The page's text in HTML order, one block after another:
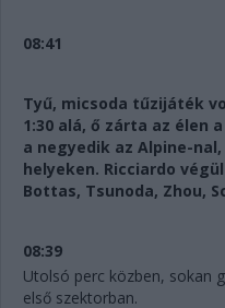
08:41
Tyű, micsoda tűzijáték
1:30 alá, ő zárta az élen
a negyedik az Alpine-
helyeken. Ricciardo
Bottas, Tsunoda, Zhou,
08:39
Utolsó perc közben, sokan
első szektorban.